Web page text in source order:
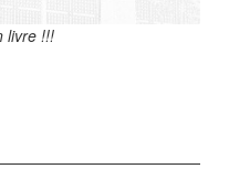
livre !!!